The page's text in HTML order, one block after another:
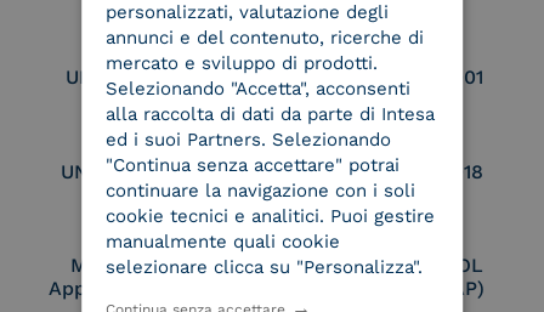
UNI EN ISO 9001 UNI EN ISO 27001
UNI EN ISO 27017 UNI EN ISO 27018
Membro Adobe
Approved Trust List
Certified PEPPOL
Access Point (AP)
personalizzati, valutazione degli
annunci e del contenuto, ricerche di
mercato e sviluppo di prodotti.
Selezionando "Accetta", acconsenti
alla raccolta di dati da parte di Intesa
ed i suoi Partners. Selezionando
"Continua senza accettare" potrai
continuare la navigazione con i soli
cookie tecnici e analitici. Puoi gestire
manualmente quali cookie
selezionare clicca su "Personalizza".